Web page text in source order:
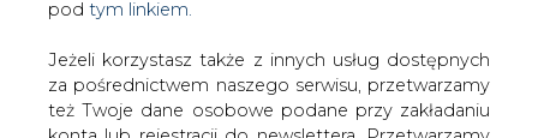
WŁĄCZ CIRE.TV
pod tym linkiem.
Jeżeli korzystasz także z innych usług dostępnych
za pośrednictwem naszego serwisu, przetwarzamy
też Twoje dane osobowe podane przy zakładaniu